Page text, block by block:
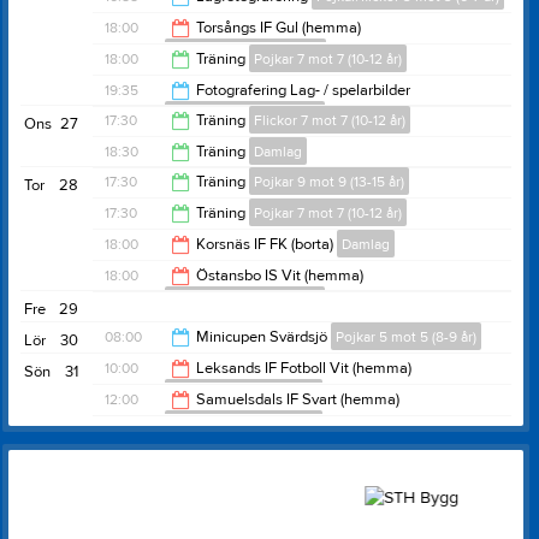
17:30
18:05
18:00
Torsångs IF Gul (hemma)
Flickor 7 mot 7 (10-12 år)
20:00
18:00 Träning Pojkar 7 mot 7 (10-12 år)
19:15
19:35
Fotografering Lag- / spelarbilder
Pojkar 9 mot 9 (13-15 år)
20:25
27
Ons 17:30 Träning Flickor 7 mot 7 (10-12 år)
18:30
18:30 Träning Damlag
20:00
28
Tor 17:30 Träning Pojkar 9 mot 9 (13-15 år)
18:45
17:30 Träning Pojkar 7 mot 7 (10-12 år)
18:30
18:00 Korsnäs IF FK (borta) Damlag
18:00
Östansbo IS Vit (hemma)
20:00
29
Fre
30
Lör 08:00 Minicupen Svärdsjö Pojkar 5 mot 5 (8-9 år)
16:00
31
Sön 10:00
Leksands IF Fotboll Vit (hemma)
Pojkar 7 mot 7 (10-12 år)
12:00
12:00
Samuelsdals IF Svart (hemma)
Pojkar 7 mot 7 (10-12 år)